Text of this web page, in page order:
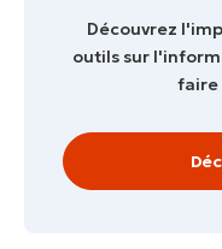
Découvrez
outils sur
faire